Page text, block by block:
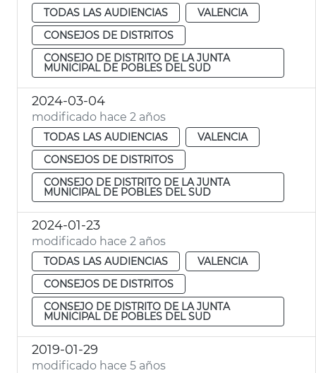
TODAS LAS AUDIENCIAS
VALENCIA
CONSEJOS DE DISTRITOS
CONSEJO DE DISTRITO DE LA JUNTA
MUNICIPAL DE POBLES DEL SUD
2024-03-04
modificado hace 2 años
TODAS LAS AUDIENCIAS
VALENCIA
CONSEJOS DE DISTRITOS
CONSEJO DE DISTRITO DE LA JUNTA
MUNICIPAL DE POBLES DEL SUD
2024-01-23
modificado hace 2 años
TODAS LAS AUDIENCIAS
VALENCIA
CONSEJOS DE DISTRITOS
CONSEJO DE DISTRITO DE LA JUNTA
MUNICIPAL DE POBLES DEL SUD
2019-01-29
modificado hace 5 años